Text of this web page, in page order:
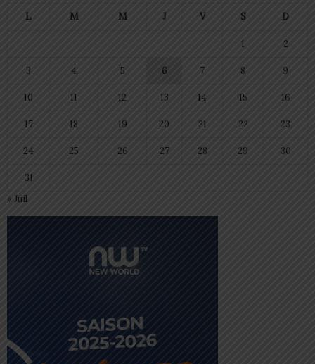
L M M J V S D
1 2
3 4 5 6 7 8 9
10 11 12 13 14 15 16
17 18 19 20 21 22 23
24 25 26 27 28 29 30
31
« Juil